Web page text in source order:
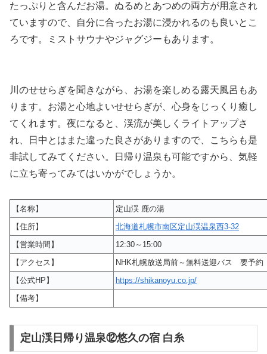
たっぷりと含んだお湯。ぬるめとあつめの両方が用意され
ていますので、自分に合ったお湯に浸かれるのも良いとこ
ろです。ミストサウナやジャグジーもあります。
川のせせらぎを聞きながら、お湯を楽しめる露天風呂もあ
ります。お湯と心地よいせせらぎが、心身をじっくり癒し
てくれます。夜になると、渓流が美しくライトアップさ
れ、日中とはまた違った良さがありますので、こちらも是
非試してみてください。日帰り温泉も可能ですから、気軽
に立ち寄ってみてはいかがでしょうか。
【名称】
定山渓 鹿の湯
【住所】
北海道札幌市南区定山渓温泉西3-32
【営業時間】
12:30～15:00
【アクセス】
NHK札幌放送局前～無料送迎バス 要予約
【公式HP】
https://shikanoyu.co.jp/
【備考】
定山渓日帰り温泉⑫悠久の宿 白糸